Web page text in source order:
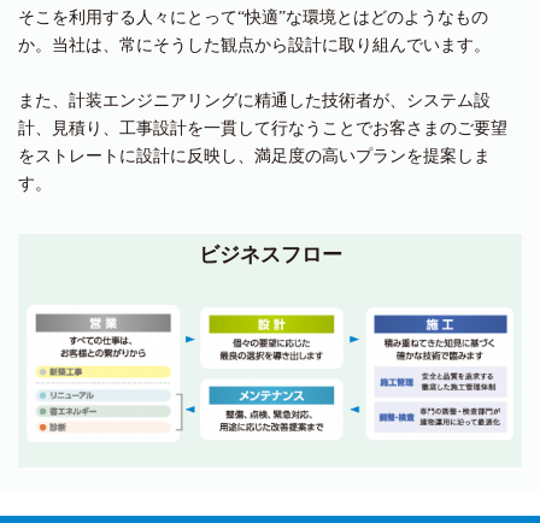
そこを利用する人々にとって“快適”な環境とはどのようなもの
か。当社は、常にそうした観点から設計に取り組んでいます。
また、計装エンジニアリングに精通した技術者が、システム設
計、見積り、工事設計を一貫して行なうことでお客さまのご要望
をストレートに設計に反映し、満足度の高いプランを提案しま
す。
ビジネスフロー